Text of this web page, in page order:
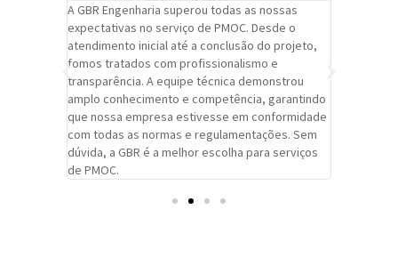
A GBR Engenharia superou todas as nossas
expectativas no serviço de PMOC. Desde o
atendimento inicial até a conclusão do projeto,
fomos tratados com profissionalismo e
transparência. A equipe técnica demonstrou
amplo conhecimento e competência, garantindo
que nossa empresa estivesse em conformidade
com todas as normas e regulamentações. Sem
dúvida, a GBR é a melhor escolha para serviços
de PMOC.